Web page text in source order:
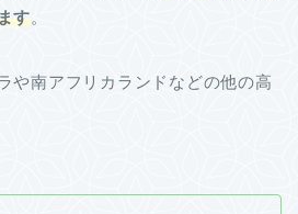
す。
や南アフリカランドなどの他の高